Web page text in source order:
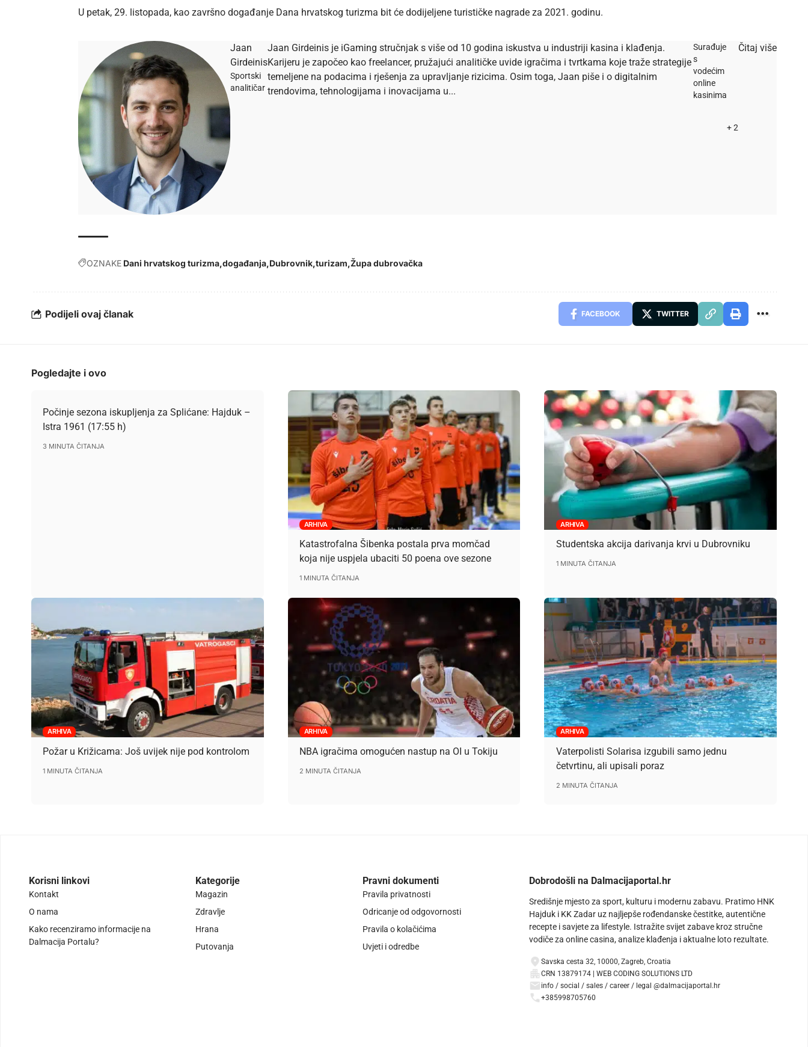
U petak, 29. listopada, kao završno događanje Dana hrvatskog turizma bit će dodijeljene turističke nagrade za 2021. godinu.
Jaan
Girdeinis
Sportski
analitičar
Jaan Girdeinis je iGaming stručnjak s više od 10 godina iskustva u industriji kasina i klađenja.
Karijeru je započeo kao freelancer, pružajući analitičke uvide igračima i tvrtkama koje traže strategije
temeljene na podacima i rješenja za upravljanje rizicima. Osim toga, Jaan piše i o digitalnim
trendovima, tehnologijama i inovacijama u...
Surađuje
s
vodećim
online
kasinima
+ 2
Čitaj više
OZNAKE Dani hrvatskog turizma događanja Dubrovnik turizam Župa dubrovačka
Podijeli ovaj članak FACEBOOK TWITTER
Pogledajte i ovo
Počinje sezona iskupljenja za Splićane: Hajduk –
Istra 1961 (17:55 h)
3 MINUTA ČITANJA
ARHIVA
Katastrofalna Šibenka postala prva momčad
koja nije uspjela ubaciti 50 poena ove sezone
1 MINUTA ČITANJA
ARHIVA
Studentska akcija darivanja krvi u Dubrovniku
1 MINUTA ČITANJA
ARHIVA
Požar u Križicama: Još uvijek nije pod kontrolom
1 MINUTA ČITANJA
ARHIVA
NBA igračima omogućen nastup na OI u Tokiju
2 MINUTA ČITANJA
ARHIVA
Vaterpolisti Solarisa izgubili samo jednu
četvrtinu, ali upisali poraz
2 MINUTA ČITANJA
Korisni linkovi
Kontakt
O nama
Kako recenziramo informacije na
Dalmacija Portalu?
Kategorije
Magazin
Zdravlje
Hrana
Putovanja
Pravni dokumenti
Pravila privatnosti
Odricanje od odgovornosti
Pravila o kolačićima
Uvjeti i odredbe
Dobrodošli na Dalmacijaportal.hr
Središnje mjesto za sport, kulturu i modernu zabavu. Pratimo HNK
Hajduk i KK Zadar uz najljepše rođendanske čestitke, autentične
recepte i savjete za lifestyle. Istražite svijet zabave kroz stručne
vodiče za online casina, analize klađenja i aktualne loto rezultate.
Savska cesta 32, 10000, Zagreb, Croatia
CRN 13879174 | WEB CODING SOLUTIONS LTD
info / social / sales / career / legal @dalmacijaportal.hr
+385998705760